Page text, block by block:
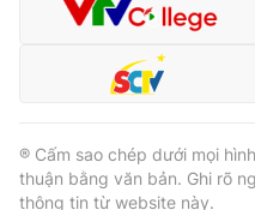
® Cấm sao chép dưới mọi
thuận bằng văn bản. Ghi rõ
thông tin từ website này.